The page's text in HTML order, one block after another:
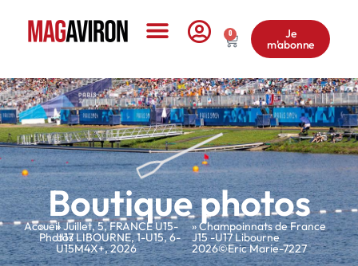
0 Je
m'abonne
Boutique photos
Accueil
»
Photos
»Juillet,5,FRANCE U15-
U17 LIBOURNE,1-U15,6-
U15M4X+,2026
» Champoinnats de France
J15 -U17 Libourne
2026©Eric Marie-7227